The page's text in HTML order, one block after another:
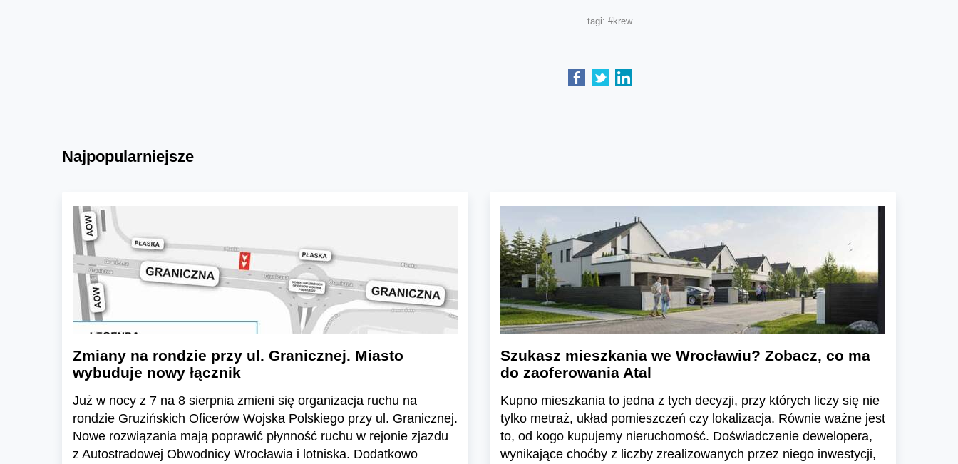
tagi: #krew
Najpopularniejsze
Zmiany na rondzie przy ul. Granicznej. Miasto
wybuduje nowy łącznik
Już w nocy z 7 na 8 sierpnia zmieni się organizacja ruchu na
rondzie Gruzińskich Oficerów Wojska Polskiego przy ul. Granicznej.
Nowe rozwiązania mają poprawić płynność ruchu w rejonie zjazdu
z Autostradowej Obwodnicy Wrocławia i lotniska. Dodatkowo
Szukasz mieszkania we Wrocławiu? Zobacz, co ma
do zaoferowania Atal
Kupno mieszkania to jedna z tych decyzji, przy których liczy się nie
tylko metraż, układ pomieszczeń czy lokalizacja. Równie ważne jest
to, od kogo kupujemy nieruchomość. Doświadczenie dewelopera,
wynikające choćby z liczby zrealizowanych przez niego inwestycji,